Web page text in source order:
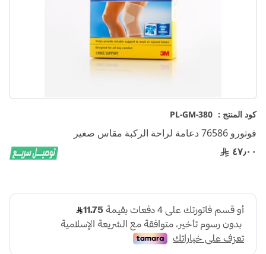
كود المنتج : PL-GM-380
فوتورو 76586 دعامة لراحة الركبة مقاس صغير
٤٧٫٠٠
تخطي
بداية
معرض